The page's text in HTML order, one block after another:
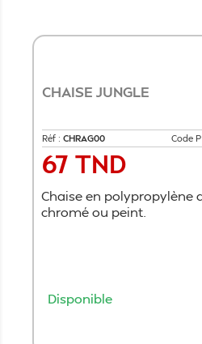
CHAISE JUNGLE
Réf : CHRAG00 Code P
Prix
67 TND
Chaise en polypropylène
chromé ou peint.
Disponible